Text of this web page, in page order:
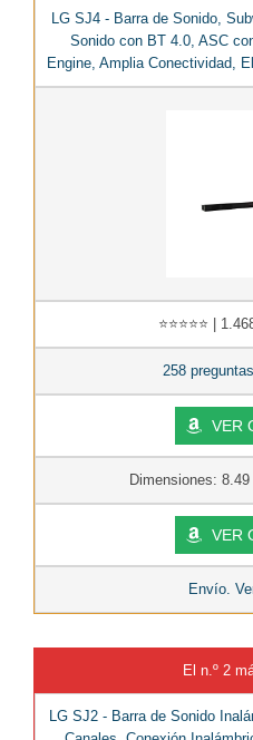
LG SJ4 - Barra de Sonido,
Sonido con BT 4.0, ASC
Engine, Amplia Conectividad,
⭐⭐⭐⭐⭐ |
258
VER
Dimensiones:
VER
Envío.
El n.º 2
LG SJ2 - Barra de Sonido